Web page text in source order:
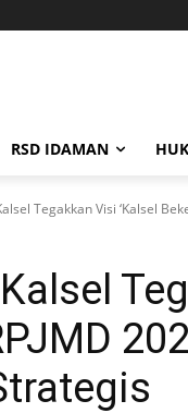
RSD IDAMAN
Tegakkan Visi ‘Kalsel